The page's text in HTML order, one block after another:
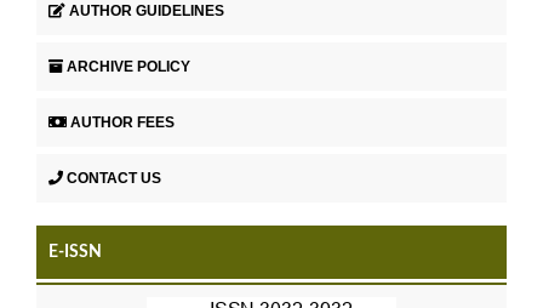
AUTHOR GUIDELINES
ARCHIVE POLICY
AUTHOR FEES
CONTACT US
E-ISSN